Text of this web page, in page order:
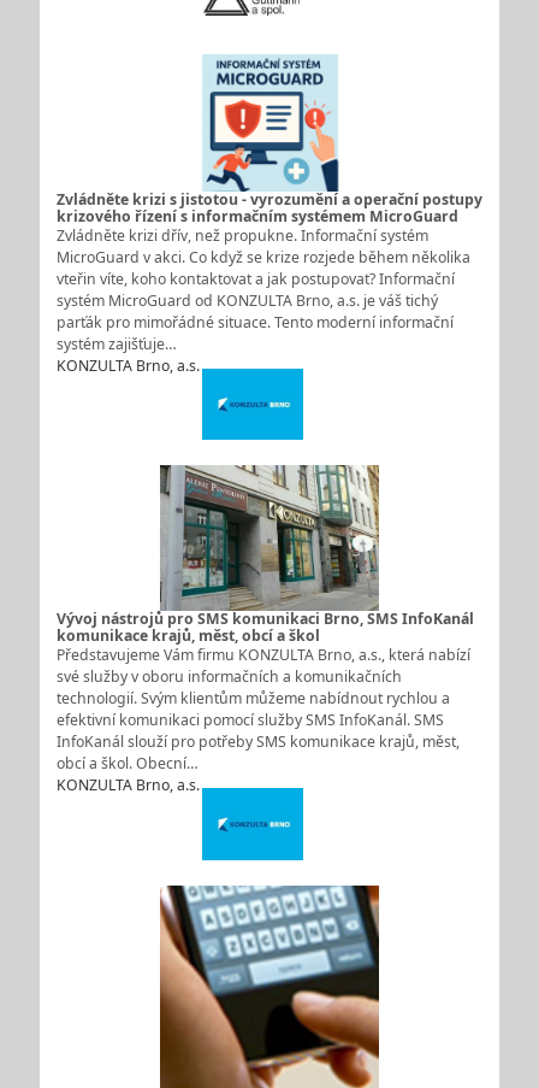
Zvládněte krizi s jistotou - vyrozumění a operační postupy
krizového řízení s informačním systémem MicroGuard
Zvládněte krizi dřív, než propukne. Informační systém
MicroGuard v akci. Co když se krize rozjede během několika
vteřin víte, koho kontaktovat a jak postupovat? Informační
systém MicroGuard od KONZULTA Brno, a.s. je váš tichý
parťák pro mimořádné situace. Tento moderní informační
systém zajišťuje…
KONZULTA Brno, a.s.
Vývoj nástrojů pro SMS komunikaci Brno, SMS InfoKanál
komunikace krajů, měst, obcí a škol
Představujeme Vám firmu KONZULTA Brno, a.s., která nabízí
své služby v oboru informačních a komunikačních
technologií. Svým klientům můžeme nabídnout rychlou a
efektivní komunikaci pomocí služby SMS InfoKanál. SMS
InfoKanál slouží pro potřeby SMS komunikace krajů, měst,
obcí a škol. Obecní…
KONZULTA Brno, a.s.